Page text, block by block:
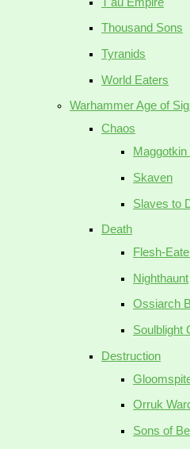
Thousand Sons
Tyranids
World Eaters
Warhammer Age of
Chaos
Skaven
Slaves to
Death
Flesh-
Nighthaunt
Ossiarch
Soulblight
Destruction
Orruk
Sons of